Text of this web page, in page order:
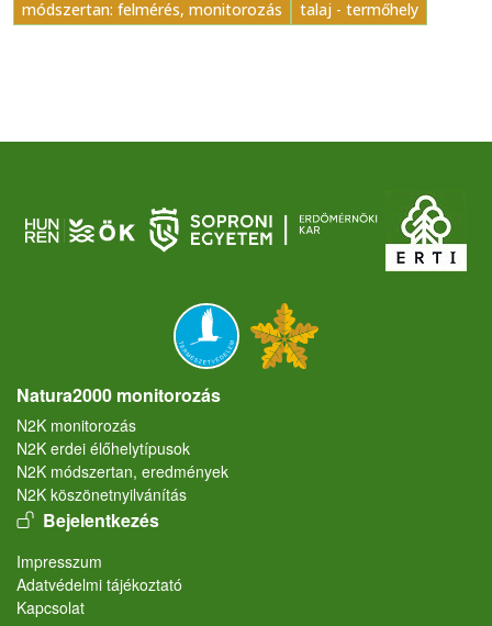
módszertan: felmérés, monitorozás talaj - termőhely
Natura2000 monitorozás
N2K monitorozás
N2K erdei élőhelytípusok
N2K módszertan, eredmények
N2K köszönetnyilvánítás
User account menu
Bejelentkezés
Lábléc
Impresszum
Adatvédelmi tájékoztató
Kapcsolat